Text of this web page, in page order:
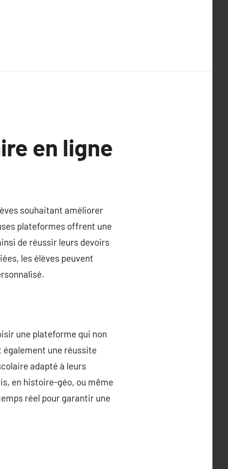
en ligne
souhaitant améliorer
plateformes offrent une
de réussir leurs devoirs
les élèves peuvent
une plateforme qui non
une réussite
adapté à leurs
en histoire-géo, ou même
réel pour garantir une